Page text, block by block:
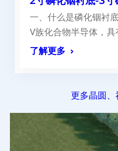
一、什么是磷化铟衬
V族化合物半导体，
了解更多
更多晶圆、